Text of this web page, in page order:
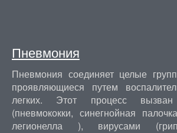
Пневмония
Пневмония соединяет целые
проявляющиеся путем
легких. Этот процесс
(пневмококки, синегнойная
легионелла ), вирусами